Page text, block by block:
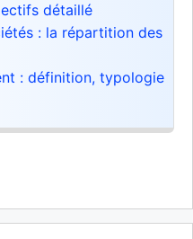
détaillé
: la répartition des
: définition, typologie